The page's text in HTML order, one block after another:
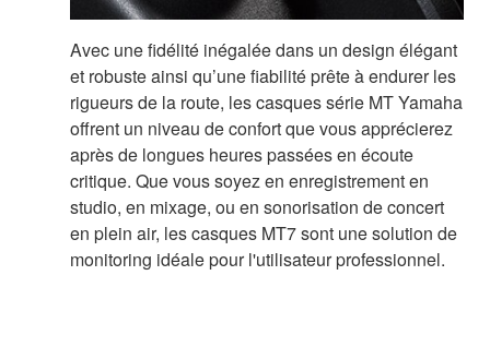
Avec une fidélité inégalée dans un design élégant
et robuste ainsi qu’une fiabilité prête à endurer les
rigueurs de la route, les casques série MT Yamaha
offrent un niveau de confort que vous apprécierez
après de longues heures passées en écoute
critique. Que vous soyez en enregistrement en
studio, en mixage, ou en sonorisation de concert
en plein air, les casques MT7 sont une solution de
monitoring idéale pour l'utilisateur professionnel.